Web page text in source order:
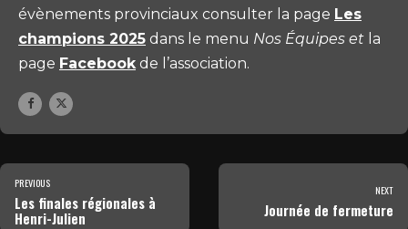
évènements provinciaux consulter la page Les
champions 2025 dans le menu Nos Équipes et la
page Facebookde l’association.
PREVIOUS
Les finales régionales à
Henri-Julien
NEXT
Journée de fermeture